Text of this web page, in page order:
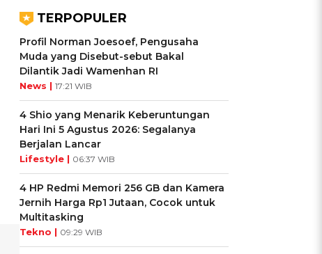
TERPOPULER
Profil Norman Joesoef, Pengusaha
Muda yang Disebut-sebut Bakal
Dilantik Jadi Wamenhan RI
News | 17:21 WIB
4 Shio yang Menarik Keberuntungan
Hari Ini 5 Agustus 2026: Segalanya
Berjalan Lancar
Lifestyle | 06:37 WIB
4 HP Redmi Memori 256 GB dan Kamera
Jernih Harga Rp1 Jutaan, Cocok untuk
Multitasking
Tekno | 09:29 WIB